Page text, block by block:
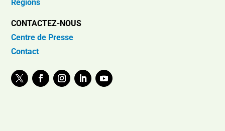
Regións
CONTACTEZ-NOUS
Centre de Presse
Contact